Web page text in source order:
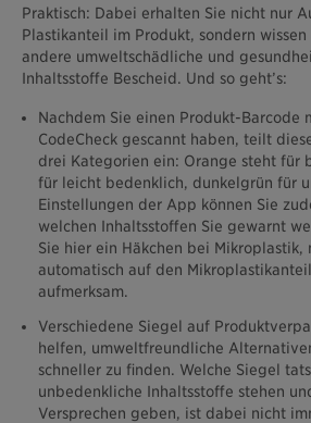
Praktisch: Dabei erhalten Sie nicht nur
Plastikanteil im Produkt, sondern
andere umweltschädliche und
Inhaltsstoffe Bescheid. Und so geht’s:
Nachdem Sie einen Produkt-Barcode
CodeCheck gescannt haben, teilt
drei Kategorien ein: Orange steht für
für leicht bedenklich, dunkelgrün für
Einstellungen der App können Sie
welchen Inhaltsstoffen Sie gewarnt
Sie hier ein Häkchen bei Mikroplastik,
automatisch auf den
aufmerksam.
Verschiedene Siegel auf
helfen, umweltfreundliche
schneller zu finden. Welche Siegel
unbedenkliche Inhaltsstoffe stehen
Versprechen geben, ist dabei nicht